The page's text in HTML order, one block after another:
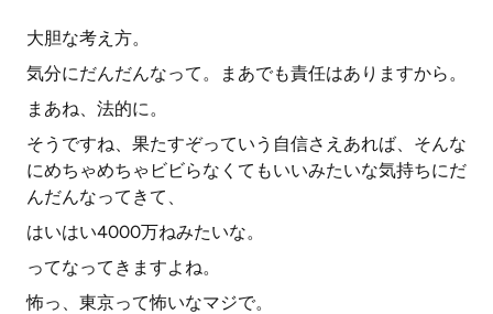
大胆な考え方。
気分にだんだんなって。まあでも責任はありますから。
まあね、法的に。
そうですね、果たすぞっていう自信さえあれば、そんな
にめちゃめちゃビビらなくてもいいみたいな気持ちにだ
んだんなってきて、
はいはい4000万ねみたいな。
ってなってきますよね。
怖っ、東京って怖いなマジで。